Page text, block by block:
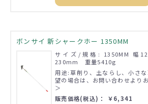
ボンサイ 新シャークホー 1350MM
サイズ/規格: 1350MM 幅
230mm 重量5410g
用途:草削り、土ならし、小さ
望の場合は、お問い合わせより
＞
販売価格(税込)： ￥6,341